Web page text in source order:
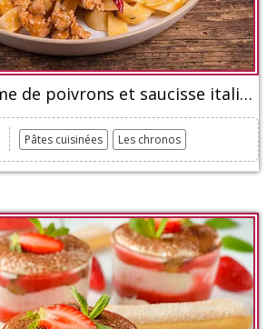
Pâtes à la crème de poivrons et saucisse italienne
Pâtes cuisinées Les chronos